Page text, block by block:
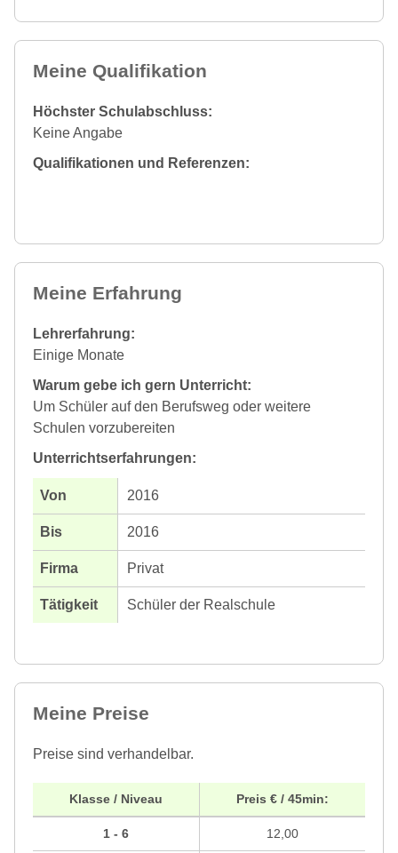
Meine Qualifikation
Höchster Schulabschluss:
Keine Angabe
Qualifikationen und Referenzen:
Meine Erfahrung
Lehrerfahrung:
Einige Monate
Warum gebe ich gern Unterricht:
Um Schüler auf den Berufsweg oder weitere
Schulen vorzubereiten
Unterrichtserfahrungen:
2016
2016
Privat
Schüler der Realschule
Meine Preise
Preise sind verhandelbar.
Klasse / Niveau
1 - 6
Preis € / 45min:
12,00